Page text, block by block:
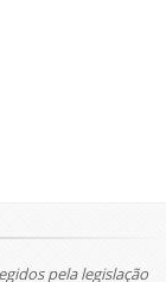
pela legislação